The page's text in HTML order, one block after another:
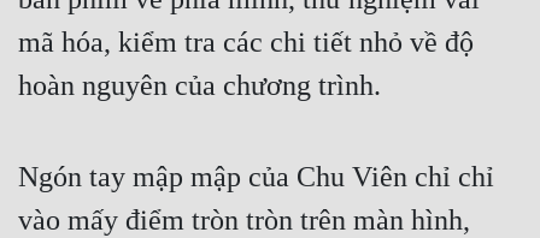
Điền Văn
Đô Thị
Đông Phương Huyền Huyễn
Đồng Nhân
mã hóa, kiểm tra các chi tiết nhỏ về độ
hoàn nguyên của chương trình.
Ngón tay mập mập của Chu Viên chỉ chỉ
vào mấy điểm tròn tròn trên màn hình,